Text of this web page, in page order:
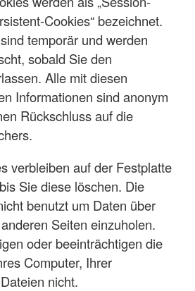
Cookies“ bezeichnet.
temporär und werden
sobald Sie den
Alle mit diesen
Informationen sind anonym
Rückschluss auf die
verbleiben auf der Festplatte
Sie diese löschen. Die
benutzt um Daten über
Seiten einzuholen.
oder beeinträchtigen die
Computer, Ihrer
nicht.